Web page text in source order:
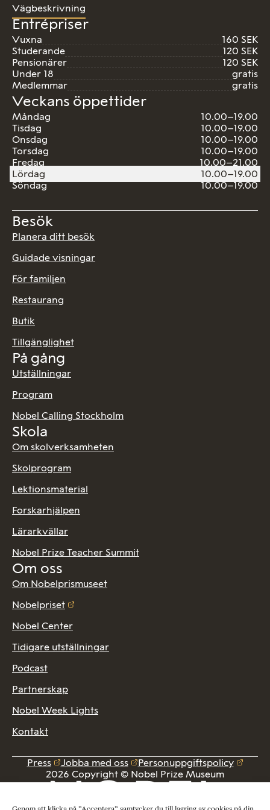
Vägbeskrivning
Entrépriser
Vuxna
160 SEK
Studerande
120 SEK
Pensionärer
120 SEK
Under 18
gratis
Medlemmar
gratis
Veckans öppettider
Måndag
10.00–19.00
Tisdag
10.00–19.00
Onsdag
10.00–19.00
Torsdag
10.00–19.00
Fredag
10.00–21.00
Lördag
10.00–19.00
Söndag
10.00–19.00
Besök
Planera ditt besök
Guidade visningar
För familjen
Restaurang
Butik
Tillgänglighet
På gång
Utställningar
Program
Nobel Calling Stockholm
Skola
Om skolverksamheten
Skolprogram
Lektionsmaterial
Forskarhjälpen
Lärarkvällar
Nobel Prize Teacher Summit
Om oss
Om Nobelprismuseet
Nobelpriset
Nobel Center
Tidigare utställningar
Podcast
Partnerskap
Nobel Week Lights
Kontakt
Press Jobba med oss
Personuppgiftspolicy
2026 Copyright © Nobel Prize Museum